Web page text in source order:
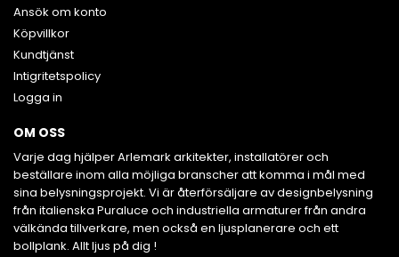
Ansök om konto
Köpvillkor
Kundtjänst
Intigritetspolicy
Logga in
OM OSS
Varje dag hjälper Arlemark arkitekter, installatörer och
beställare inom alla möjliga branscher att komma i mål med
sina belysningsprojekt. Vi är återförsäljare av designbelysning
från italienska Puraluce och industriella armaturer från andra
välkända tillverkare, men också en ljusplanerare och ett
bollplank. Allt ljus på dig !